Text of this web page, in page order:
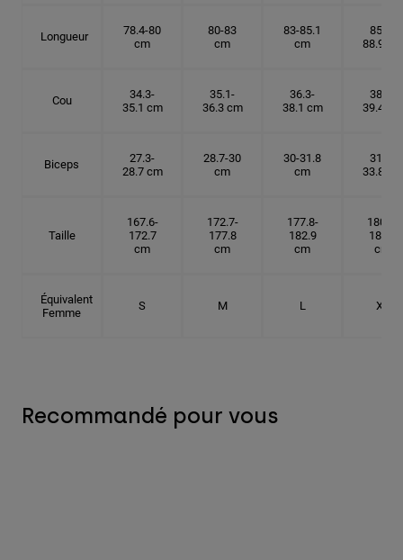
Longueur
78.4-80
cm
80-83
cm
83-85.1
cm
85.1-
88.9 cm
Cou
34.3-
35.1 cm
35.1-
36.3 cm
36.3-
38.1 cm
38.1-
39.4 cm
Biceps
27.3-
28.7 cm
28.7-30
cm
30-31.8
cm
31.8-
33.8 cm
Taille
167.6-
172.7
cm
172.7-
177.8
cm
177.8-
182.9
cm
180.3-
185.5
cm
Équivalent
Femme
S M L XL
Recommandé pour vous